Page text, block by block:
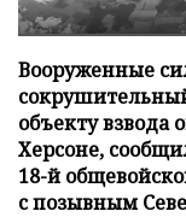
Вооруженные
объекту взвода
Херсоне,
18-й
с позывным